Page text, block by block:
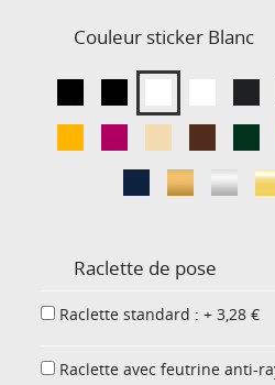
Couleur sticker Blanc
Raclette de pose
Raclette standard : + 3,28 €
Raclette avec feutrine anti-